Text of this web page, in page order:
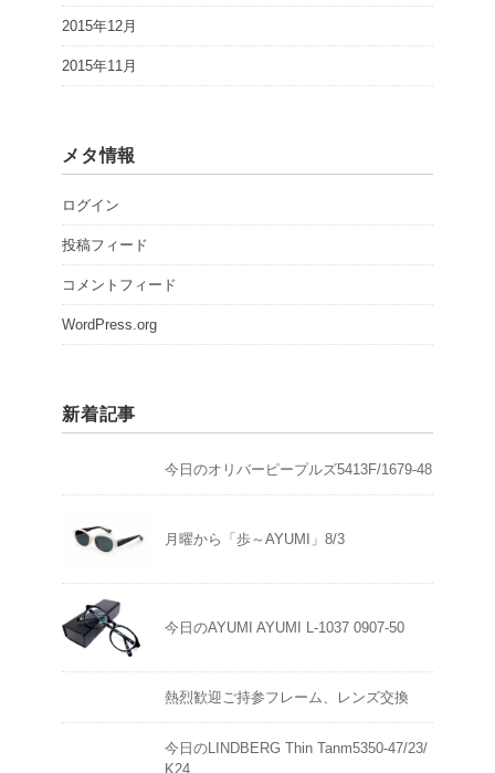
2015年12月
2015年11月
メタ情報
ログイン
投稿フィード
コメントフィード
WordPress.org
新着記事
今日のオリバーピープルズ5413F/1679-48
月曜から「歩～AYUMI」8/3
今日のAYUMI AYUMI L-1037 0907-50
熱烈歓迎ご持参フレーム、レンズ交換
今日のLINDBERG Thin Tanm5350-47/23/
K24